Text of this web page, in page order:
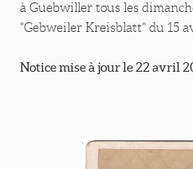
à Guebwiller tous les
"Gebweiler Kreisblatt" du 15
Notice mise à jour le 22 avril